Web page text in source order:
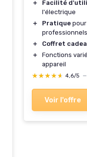
＋ Facilité
l'électrique
＋
Pratique
＋
Coffret
＋
Fonctions
appareil
★★★★★
★★★★★ 4,6/5 —
Voir l'offre